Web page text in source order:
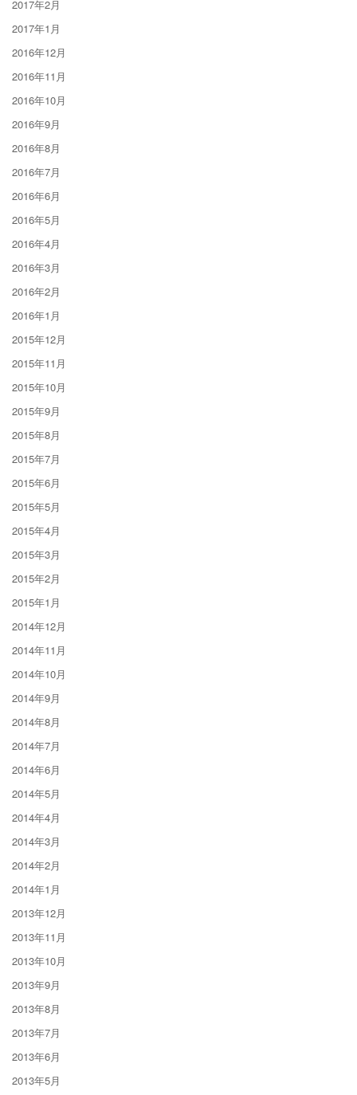
2017年2月
2017年1月
2016年12月
2016年11月
2016年10月
2016年9月
2016年8月
2016年7月
2016年6月
2016年5月
2016年4月
2016年3月
2016年2月
2016年1月
2015年12月
2015年11月
2015年10月
2015年9月
2015年8月
2015年7月
2015年6月
2015年5月
2015年4月
2015年3月
2015年2月
2015年1月
2014年12月
2014年11月
2014年10月
2014年9月
2014年8月
2014年7月
2014年6月
2014年5月
2014年4月
2014年3月
2014年2月
2014年1月
2013年12月
2013年11月
2013年10月
2013年9月
2013年8月
2013年7月
2013年6月
2013年5月